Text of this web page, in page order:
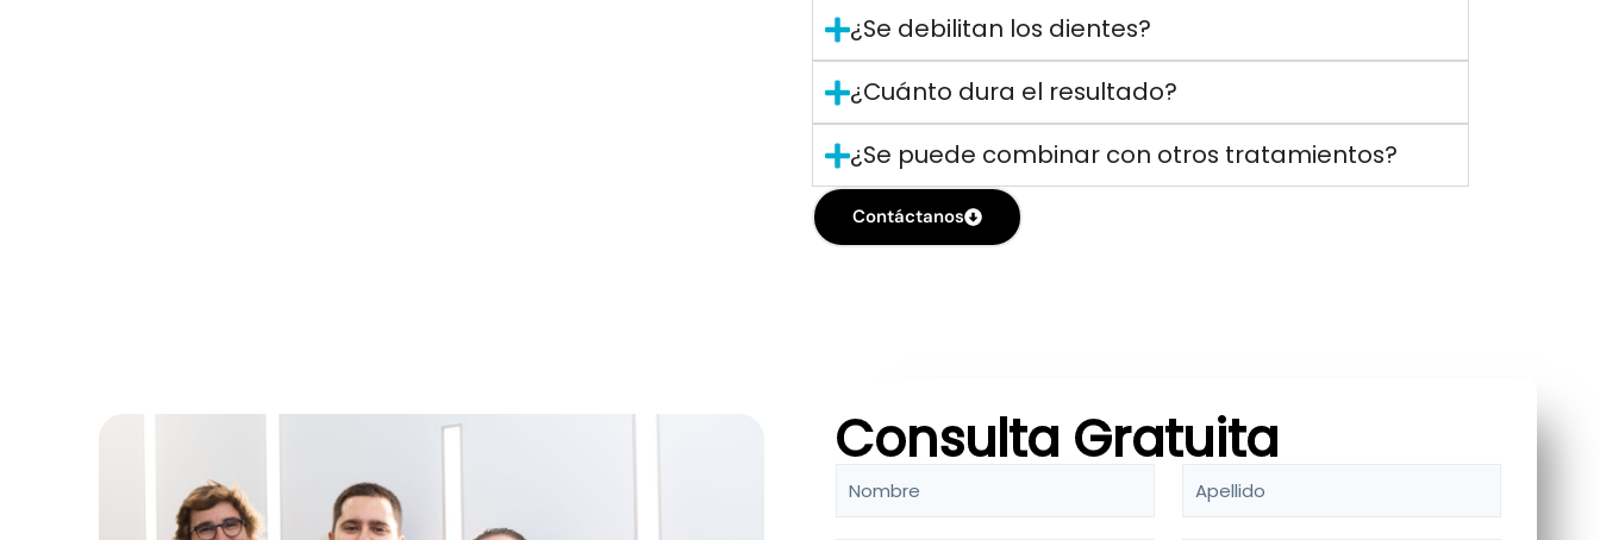
¿Se debilitan los dientes?
¿Cuánto dura el resultado?
¿Se puede combinar con otros tratamientos?
Contáctanos
Consulta Gratuita